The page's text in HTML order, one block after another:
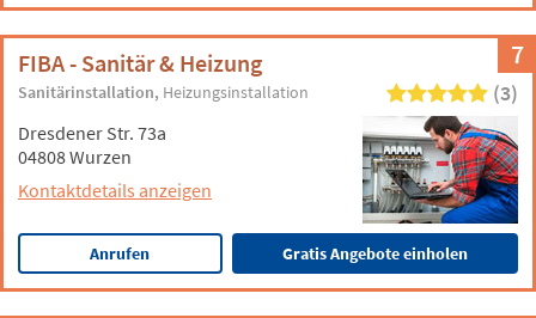
7
FIBA - Sanitär & Heizung
Sanitärinstallation Heizungsinstallation (3)
Dresdener Str. 73a
04808 Wurzen
Kontaktdetails anzeigen
Anrufen Gratis Angebote einholen